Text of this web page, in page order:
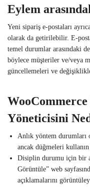
Eylem
Yeni sipariş e-postaları
olarak da getirilebilir. E-
temel durumlar arasındaki
böylece müşteriler ve/veya
güncellemeleri ve
Yöneticisini
Anlık yöntem durumları
ancak düğmeleri kullanın
Disiplin durumu için bir
Görüntüle” web
açıklamalarını